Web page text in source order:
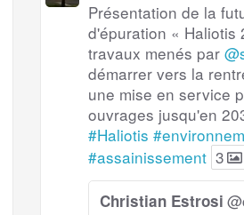
Présentation de la
d'épuration « Haliotis
travaux menés par
démarrer vers la
une mise en service
ouvrages jusqu'en
#Haliotis
#assainissement 3
Christian Estrosi